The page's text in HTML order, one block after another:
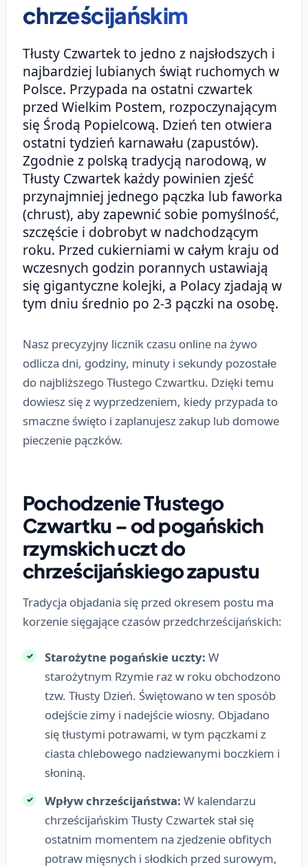
chrześcijańskim
Tłusty Czwartek to jedno z najsłodszych i
najbardziej lubianych świąt ruchomych w
Polsce. Przypada na ostatni czwartek
przed Wielkim Postem, rozpoczynającym
się Środą Popielcową. Dzień ten otwiera
ostatni tydzień karnawału (zapustów).
Zgodnie z polską tradycją narodową, w
Tłusty Czwartek każdy powinien zjeść
przynajmniej jednego pączka lub faworka
(chrust), aby zapewnić sobie pomyślność,
szczęście i dobrobyt w nadchodzącym
roku. Przed cukierniami w całym kraju od
wczesnych godzin porannych ustawiają
się gigantyczne kolejki, a Polacy zjadają w
tym dniu średnio po 2-3 pączki na osobę.
Nasz precyzyjny licznik czasu online na żywo
odlicza dni, godziny, minuty i sekundy pozostałe
do najbliższego Tłustego Czwartku. Dzięki temu
dowiesz się z wyprzedzeniem, kiedy przypada to
smaczne święto i zaplanujesz zakup lub domowe
pieczenie pączków.
Pochodzenie Tłustego
Czwartku – od pogańskich
rzymskich uczt do
chrześcijańskiego zapustu
Tradycja objadania się przed okresem postu ma
korzenie sięgające czasów przedchrześcijańskich:
Starożytne pogańskie uczty: W
starożytnym Rzymie raz w roku obchodzono
tzw. Tłusty Dzień. Świętowano w ten sposób
odejście zimy i nadejście wiosny. Objadano
się tłustymi potrawami, w tym pączkami z
ciasta chlebowego nadziewanymi boczkiem i
słoniną.
Wpływ chrześcijaństwa: W kalendarzu
chrześcijańskim Tłusty Czwartek stał się
ostatnim momentem na zjedzenie obfitych
potraw mięsnych i słodkich przed surowym,